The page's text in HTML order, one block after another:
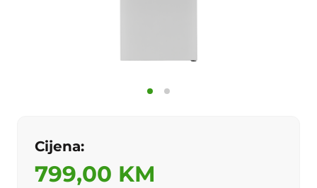
Cijena:
799,00 KM